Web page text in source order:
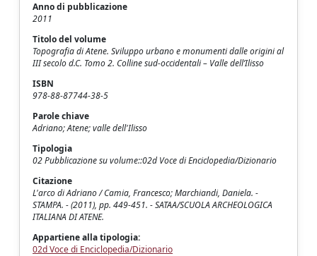
Anno di pubblicazione
2011
Titolo del volume
Topografia di Atene. Sviluppo urbano e monumenti dalle origini al
III secolo d.C. Tomo 2. Colline sud-occidentali – Valle dell’Ilisso
ISBN
978-88-87744-38-5
Parole chiave
Adriano; Atene; valle dell'Ilisso
Tipologia
02 Pubblicazione su volume::02d Voce di Enciclopedia/Dizionario
Citazione
L'arco di Adriano / Camia, Francesco; Marchiandi, Daniela. -
STAMPA. - (2011), pp. 449-451. - SATAA/SCUOLA ARCHEOLOGICA
ITALIANA DI ATENE.
Appartiene alla tipologia:
02d Voce di Enciclopedia/Dizionario